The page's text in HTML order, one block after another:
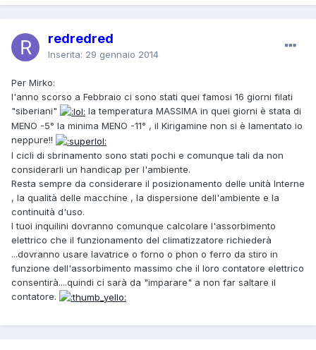
redredred
Inserita: 29 gennaio 2014
Per Mirko:
l'anno scorso a Febbraio ci sono stati quei famosi 16 giorni filati
"siberiani"
la temperatura MASSIMA in quei giorni è stata di
MENO -5° la minima MENO -11° , il Kirigamine non si è lamentato io
neppure!!
I cicli di sbrinamento sono stati pochi e comunque tali da non
considerarli un handicap per l'ambiente.
Resta sempre da considerare il posizionamento delle unità Interne
, la qualità delle macchine , la dispersione dell'ambiente e la
continuità d'uso.
I tuoi inquilini dovranno comunque calcolare l'assorbimento
elettrico che il funzionamento del climatizzatore richiederà
...dovranno usare lavatrice o forno o phon o ferro da stiro in
funzione dell'assorbimento massimo che il loro contatore elettrico
consentirà....quindi ci sarà da "imparare" a non far saltare il
contatore.